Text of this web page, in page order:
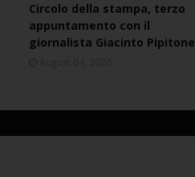
Circolo della stampa, terzo
appuntamento con il
giornalista Giacinto Pipitone